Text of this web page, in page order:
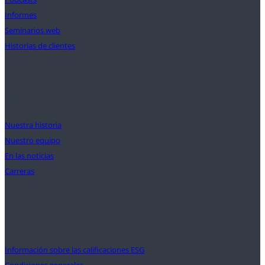
Informes
Seminarios web
Historias de clientes
Nuestra historia
Nuestro equipo
En las noticias
Carreras
Información sobre las calificaciones ESG